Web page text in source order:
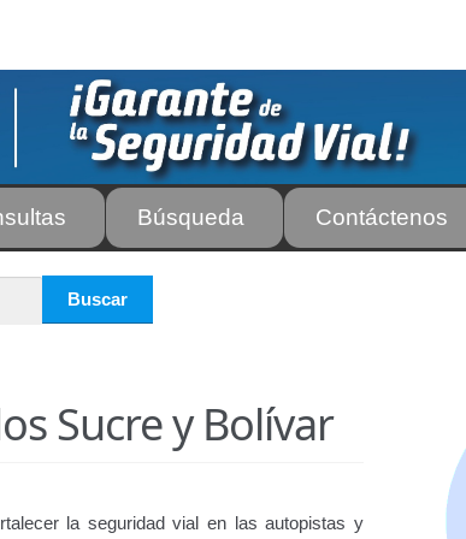
Búsqueda Contáctenos
de Vehículo Sobre Vehículo – Servicio Frecuente
Periférico (RUTAS SUBURBANA O
registrados ante el INTT Estructura
Frecuente Llamado a Concurso Abierto Marco
Sucre y Bolívar
la seguridad vial en las autopistas y